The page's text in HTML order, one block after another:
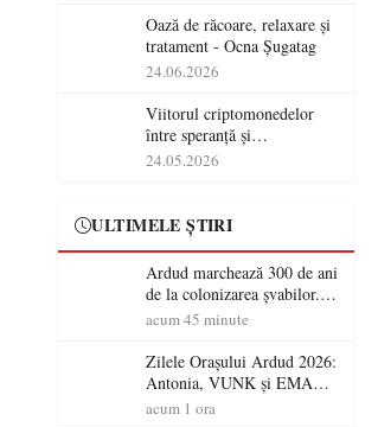
România
Oază de răcoare, relaxare și
tratament - Ocna Șugatag
24.06.2026
Viitorul criptomonedelor
între speranță și
incertitudine
24.05.2026
ULTIMELE ȘTIRI
Ardud marchează 300 de ani
de la colonizarea șvabilor.
Jubileul va fi sărbătorit pe 8
acum 45 minute
Zilele Orașului Ardud 2026:
Antonia, VUNK și EMAA
urcă pe scena Cetății Ardud.
acum 1 ora